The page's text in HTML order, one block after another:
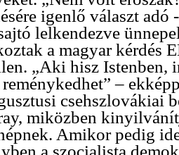
igenlő választ adó
lelkendezve
a magyar kérdés
„Aki hisz Istenben,
–
csehszlovákiai
miközben
Amikor pedig
a szocialista